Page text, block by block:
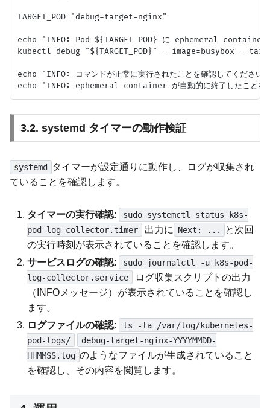
TARGET_POD="debug-target-nginx"
echo "INFO: Pod ${TARGET_POD} に ephemeral container を
kubectl debug "${TARGET_POD}" --image=busybox
echo "INFO: コマンドが正常に実行されたことを確認してください
3.2. systemd タイマーの動作検証
systemd
タイマーが設定通りに動作し、ログが収集され
ていることを確認します。
タイマーの実行確認:
sudo systemctl status k8s-
pod-log-collector.timer
出力に Next: ...
と次回
の実行時刻が表示されていることを確認します。
サービスログの確認:
sudo journalctl -u k8s-pod-
log-collector.service
ログ収集スクリプトの出力
（INFOメッセージ）が表示されていることを確認し
ます。
ログファイルの確認:
ls -la /var/log/kubernetes-
pod-logs/
debug-target-nginx-YYYYMMDD-
HHMMSS.log のようなファイルが生成されていること
を確認し、その内容を閲覧します。